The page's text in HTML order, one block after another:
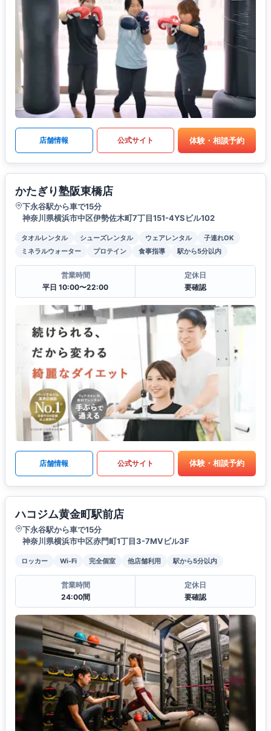
店舗情報 公式サイト 体験・相談予約
かたぎり塾阪東橋店
下永谷駅から車で15分
神奈川県横浜市中区伊勢佐木町7丁目151-4YSビル102
タオルレンタル シューズレンタル ウェアレンタル
子連れOK
ミネラルウォーター
プロテイン 食事指導 駅から5分以内
営業時間
平日 10:00〜22:00
定休日
要確認
店舗情報 公式サイト 体験・相談予約
ハコジム黄金町駅前店
下永谷駅から車で15分
神奈川県横浜市中区赤門町1丁目3-7MVビル3F
ロッカー Wi-Fi 完全個室 他店舗利用 駅から5分以内
営業時間
24:00間
定休日
要確認